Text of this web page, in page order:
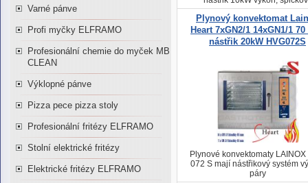
Varné pánve
Profi myčky ELFRAMO
Profesionální chemie do myček MB
CLEAN
Výklopné pánve
Pizza pece pizza stoly
Profesionální fritézy ELFRAMO
Stolní elektrické fritézy
Elektrické fritézy ELFRAMO
ekonomický provoz
Plynový konvektomat
Heart 7xGN2/1 14xGN1/1
nástřik 20kW HVG072S
Plynové konvektomaty LAINOX
072 S mají nástřikový systém
páry